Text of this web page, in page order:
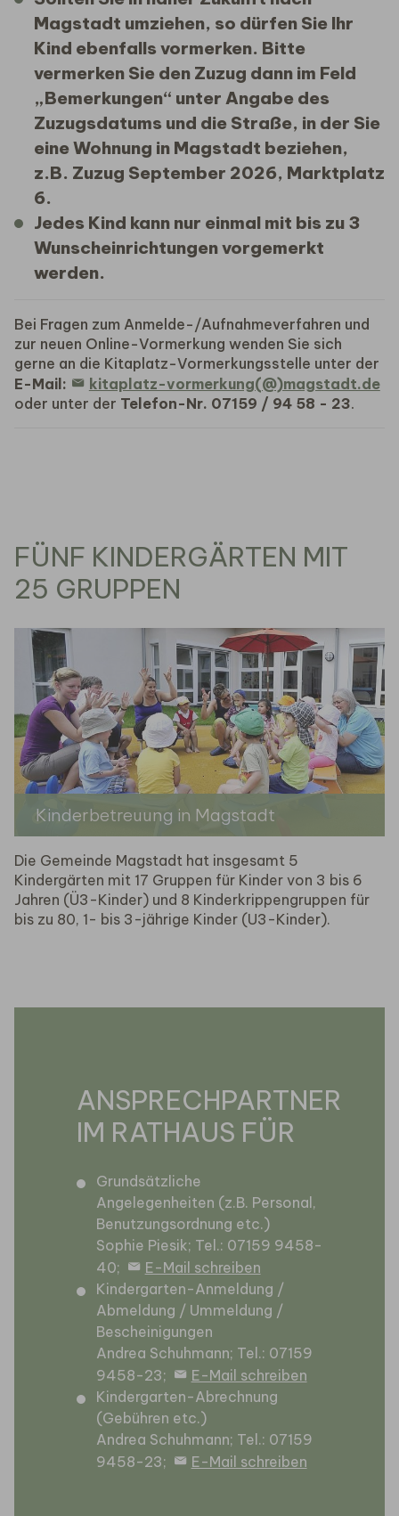
Magstadt umziehen, so dürfen Sie Ihr
Kind ebenfalls vormerken. Bitte
vermerken Sie den Zuzug dann im Feld
„Bemerkungen“ unter Angabe des
Zuzugsdatums und die Straße, in der Sie
eine Wohnung in Magstadt beziehen,
z.B. Zuzug September 2026, Marktplatz
6.
Jedes Kind kann nur einmal mit bis zu 3
Wunscheinrichtungen vorgemerkt
werden.
Bei Fragen zum Anmelde-/Aufnahmeverfahren und
zur neuen Online-Vormerkung wenden Sie sich
gerne an die Kitaplatz-Vormerkungsstelle unter der
E-Mail:
kitaplatz-vormerkung(@)magstadt.de
oder unter der Telefon-Nr. 07159 / 94 58 - 23.
FÜNF KINDERGÄRTEN MIT
25 GRUPPEN
Kinderbetreuung in Magstadt
Die Gemeinde Magstadt hat insgesamt 5
Kindergärten mit 17 Gruppen für Kinder von 3 bis 6
Jahren (Ü3-Kinder) und 8 Kinderkrippengruppen für
bis zu 80, 1- bis 3-jährige Kinder (U3-Kinder).
ANSPRECHPARTNER
IM RATHAUS FÜR
Grundsätzliche
Angelegenheiten (z.B. Personal,
Benutzungsordnung etc.)
Sophie Piesik; Tel.: 07159 9458-
40;
E-Mail schreiben
Kindergarten-Anmeldung /
Abmeldung / Ummeldung /
Bescheinigungen
Andrea Schuhmann; Tel.: 07159
9458-23;
E-Mail schreiben
Kindergarten-Abrechnung
(Gebühren etc.)
Andrea Schuhmann; Tel.: 07159
9458-23;
E-Mail schreiben